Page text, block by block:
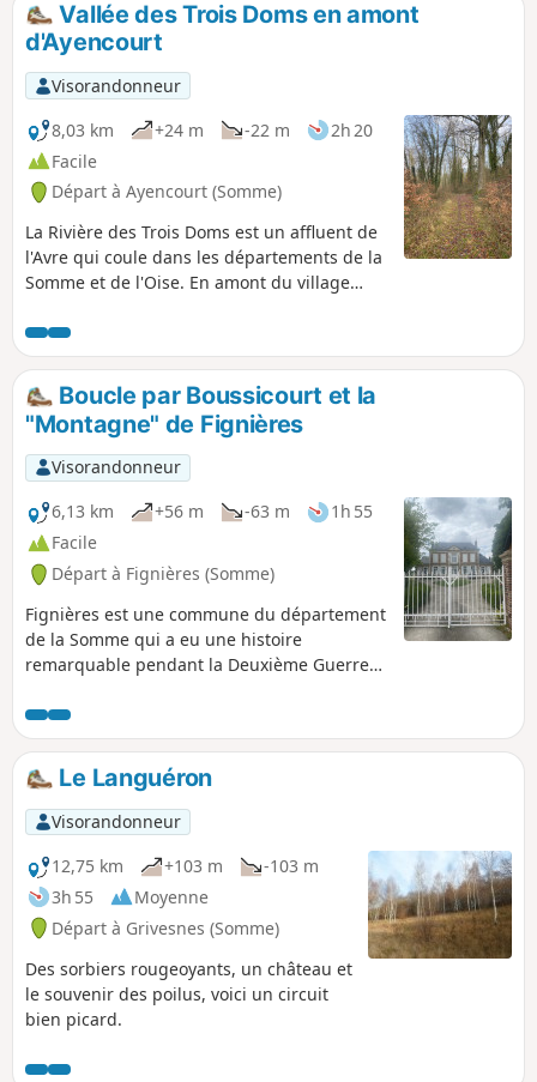
Vallée des Trois Doms en amont
d'Ayencourt
Visorandonneur
8,03 km
+24 m -22 m
2h 20
Facile
Départ à Ayencourt (Somme)
La Rivière des Trois Doms est un affluent de
l'Avre qui coule dans les départements de la
Somme et de l'Oise. En amont du village
boisée. Parcourir cette vallée permet
d’effectuer une randonnée particulièrement
bucolique, essentiellement dans une
ripisylve.Boucle par Boussicourt et la
"Montagne" de Fignières
Visorandonneur
6,13 km
+56 m -63 m
1h 55
Facile
Départ à Fignières (Somme)
Fignières est une commune du département
de la Somme qui a eu une histoire
remarquable pendant la Deuxième Guerre
Montdidier – Fignières qui fut agrandi par la
Luftwaffe. Aujourd’hui, l’attraction principale
est la « Montagne de Fignières », appelée
aussi « Le Larris du Brûlé ». Il s’agit d’une
pelouse calcaire remarquable (un « larris »
en picard). La gestion de ce patrimoine
naturel est assurée par le Conservatoire des
Espaces Naturels des Hauts de France. La
vue du haut du site est remarquable. En été,
la flore et l’entomofaune du chemin sont très
diverses.
Le Languéron
Visorandonneur
12,75 km
+103 m
-103 m
3h 55
Moyenne
Départ à Grivesnes (Somme)
Des sorbiers rougeoyants, un château et
le souvenir des poilus, voici un circuit
bien picard.